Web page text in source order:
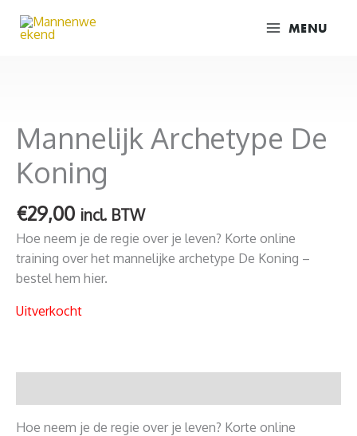
naar
MENU
Mannelijk Archetype De
Koning
€29,00 incl. BTW
Hoe neem je de regie over je leven? Korte online
training over het mannelijke archetype De Koning –
bestel hem hier.
Uitverkocht
Hoe neem je de regie over je leven? Korte online